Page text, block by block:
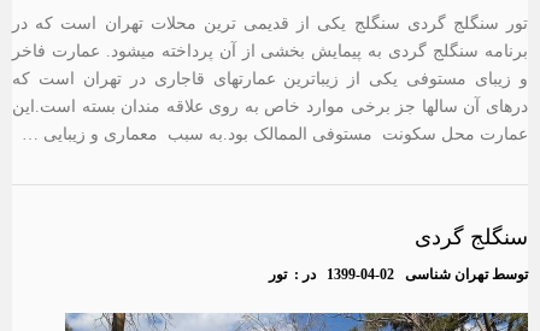
تور سنگلج گردی سنگلج یکی از قدیمی ترین محلات تهران است که در
برنامه سنگلج گردی به پیمایش بخشی از آن پرداخته میشود. عمارت فاخر
و زیبای مستوفی یکی از زیباترین عمارتهای قاجاری در تهران است که
درهای آن سالها جز برخی موارد خاص به روی علاقه مندان بسته است.این
عمارت محل سکونت مستوفی الممالک بود.به سبب معماری و زیبایی …
سنگلج گردی
توسطتهران شناسی 1399-04-02 در :تور